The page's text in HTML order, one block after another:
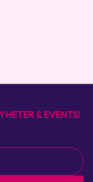
& EVENTS!